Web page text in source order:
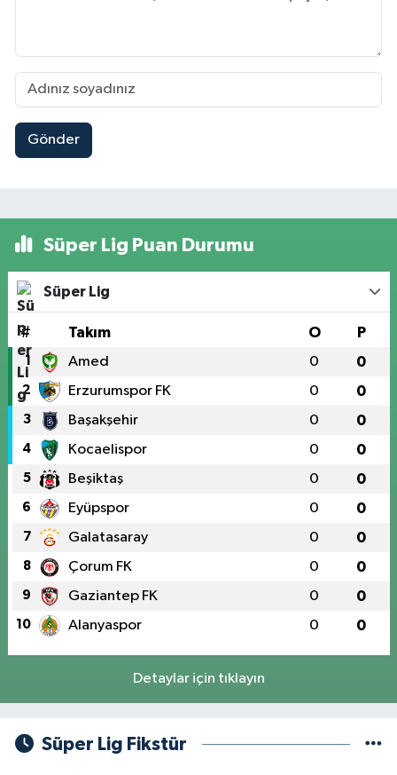
Gönder
Süper Lig Puan Durumu
Süper Lig
# Takım O P
1 Amed 0 0
2 Erzurumspor FK 0 0
3 Başakşehir 0 0
4 Kocaelispor 0 0
5 Beşiktaş 0 0
6 Eyüpspor 0 0
7 Galatasaray 0 0
8 Çorum FK 0 0
9 Gaziantep FK 0 0
10 Alanyaspor 0 0
Detaylar için tıklayın
Süper Lig Fikstür